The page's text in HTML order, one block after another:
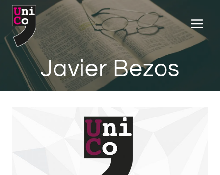
Saltar
contenido
Javier Bezos